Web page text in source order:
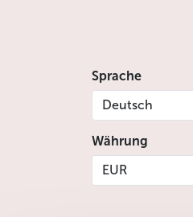
Sprache
Deutsch
Währung
EUR